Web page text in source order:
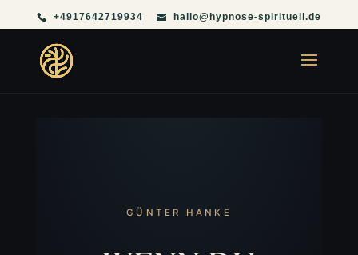
+4917642719934 hallo@hypnose-spirituell.de
GÜNTER HANKE